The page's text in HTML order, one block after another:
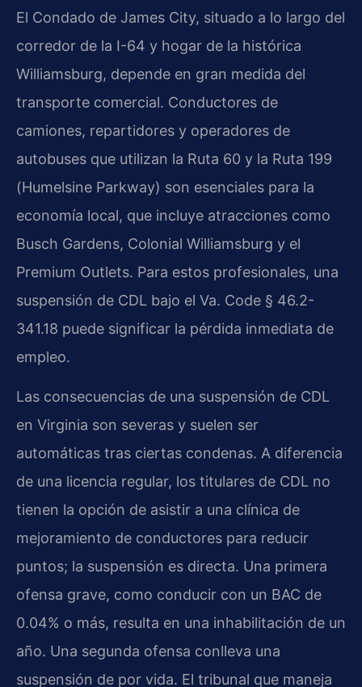
El Condado de James City, situado a lo largo del
corredor de la I-64 y hogar de la histórica
Williamsburg, depende en gran medida del
transporte comercial. Conductores de
camiones, repartidores y operadores de
autobuses que utilizan la Ruta 60 y la Ruta 199
(Humelsine Parkway) son esenciales para la
economía local, que incluye atracciones como
Busch Gardens, Colonial Williamsburg y el
Premium Outlets. Para estos profesionales, una
suspensión de CDL bajo el Va. Code § 46.2-
341.18 puede significar la pérdida inmediata de
empleo.
Las consecuencias de una suspensión de CDL
en Virginia son severas y suelen ser
automáticas tras ciertas condenas. A diferencia
de una licencia regular, los titulares de CDL no
tienen la opción de asistir a una clínica de
mejoramiento de conductores para reducir
puntos; la suspensión es directa. Una primera
ofensa grave, como conducir con un BAC de
0.04% o más, resulta en una inhabilitación de un
año. Una segunda ofensa conlleva una
suspensión de por vida. El tribunal que maneja